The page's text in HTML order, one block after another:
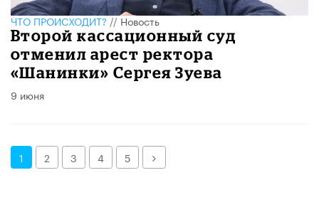
ЧТО ПРОИСХОДИТ?//Новость
Второй кассационный суд
отменил арест ректора
«Шанинки» Сергея Зуева
9 июня
1 2 3 4 5 Далее